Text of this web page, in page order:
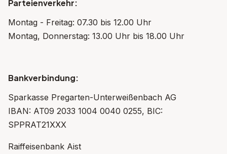
Parteienverkehr:
Montag - Freitag: 07.30 bis 12.00 Uhr
Montag, Donnerstag: 13.00 Uhr bis 18.00 Uhr
Bankverbindung:
Sparkasse Pregarten-Unterweißenbach AG
IBAN: AT09 2033 1004 0040 0255, BIC:
SPPRAT21XXX
Raiffeisenbank Aist